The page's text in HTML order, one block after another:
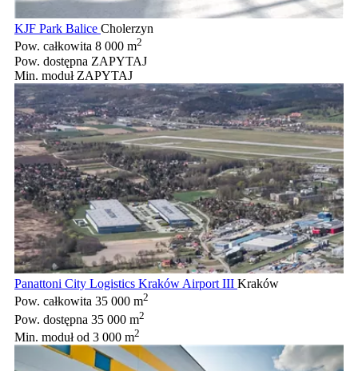
KJF Park Balice Cholerzyn
Pow. całkowita 8 000 m2
Pow. dostępna ZAPYTAJ
Min. moduł ZAPYTAJ
Panattoni City Logistics Kraków Airport III Kraków
Pow. całkowita 35 000 m2
Pow. dostępna 35 000 m2
Min. modułod 3 000 m2